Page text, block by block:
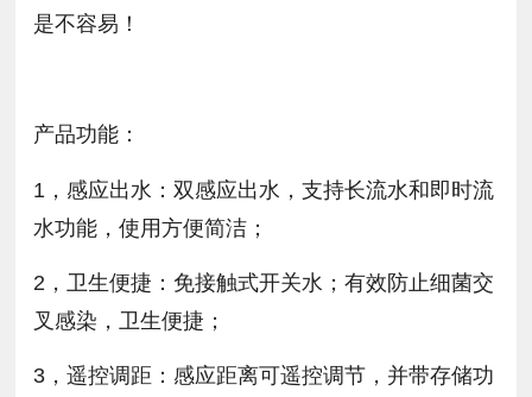
是不容易！
产品功能：
1，感应出水：双感应出水，支持长流水和即时流
水功能，使用方便简洁；
2，卫生便捷：免接触式开关水；有效防止细菌交
叉感染，卫生便捷；
3，遥控调距：感应距离可遥控调节，并带存储功